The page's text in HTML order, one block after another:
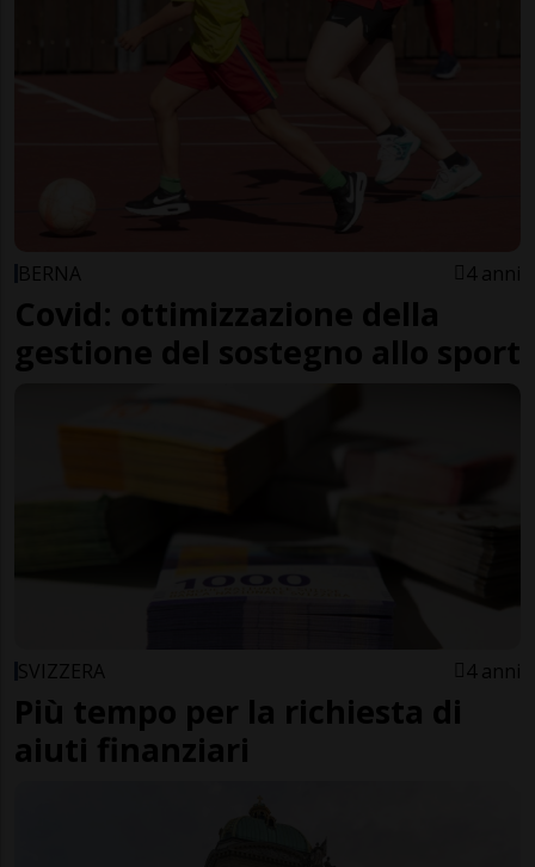
BERNA 4 anni
Covid: ottimizzazione della
gestione del sostegno allo sport
SVIZZERA 4 anni
Più tempo per la richiesta di
aiuti finanziari